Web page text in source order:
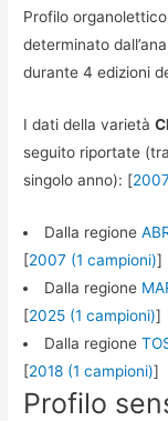
Profilo
determinato
durante 4 edizioni
I dati della varietà
seguito riportate
singolo anno): [
Dalla regione
[2007 (1 campioni)]
Dalla regione
[2025 (1 campioni)]
Dalla regione
[2018 (1 campioni)]
Profilo